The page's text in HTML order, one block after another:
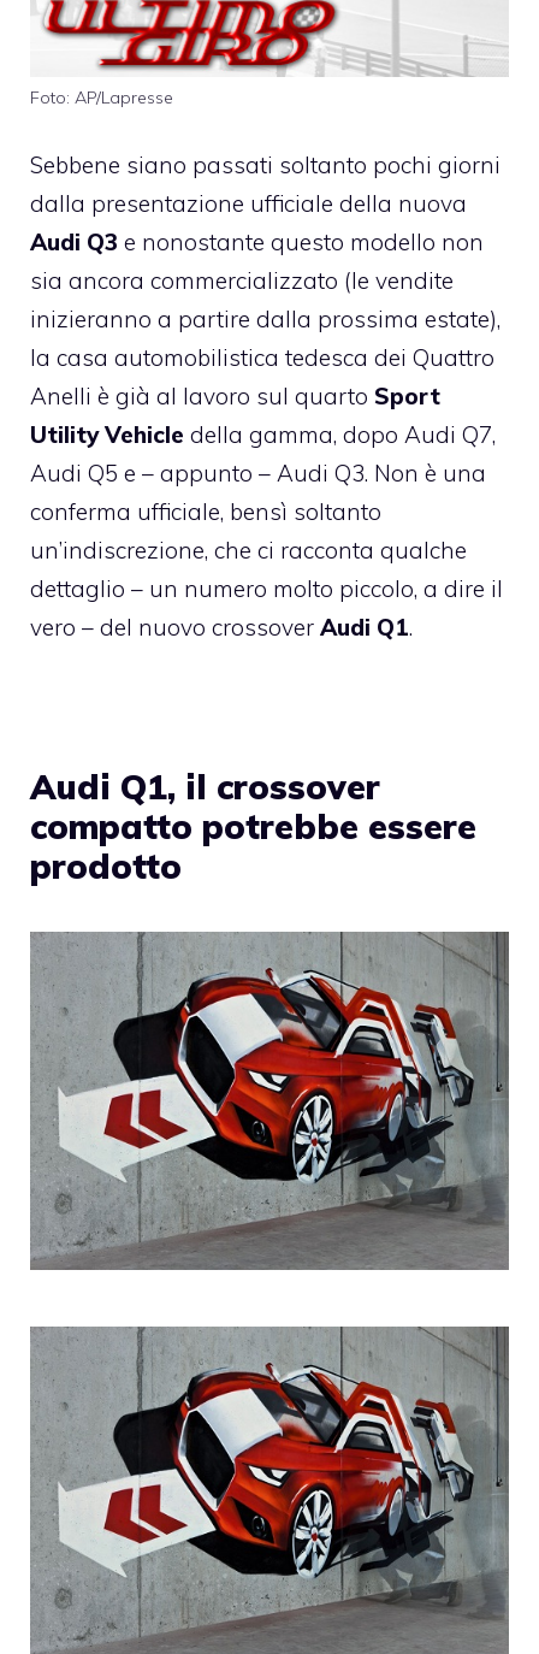
Foto: AP/Lapresse
Sebbene siano passati soltanto pochi giorni
dalla presentazione ufficiale della nuova
Audi Q3 e nonostante questo modello non
sia ancora commercializzato (le vendite
inizieranno a partire dalla prossima estate),
la casa automobilistica tedesca dei Quattro
Anelli è già al lavoro sul quarto Sport
Utility Vehicle della gamma, dopo Audi Q7,
Audi Q5 e – appunto – Audi Q3. Non è una
conferma ufficiale, bensì soltanto
un’indiscrezione, che ci racconta qualche
dettaglio – un numero molto piccolo, a dire il
vero – del nuovo crossover Audi Q1.
Audi Q1, il crossover
compatto potrebbe essere
prodotto